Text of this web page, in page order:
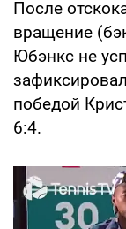
После
вращение
Юбэнкс не
победой
6:4.